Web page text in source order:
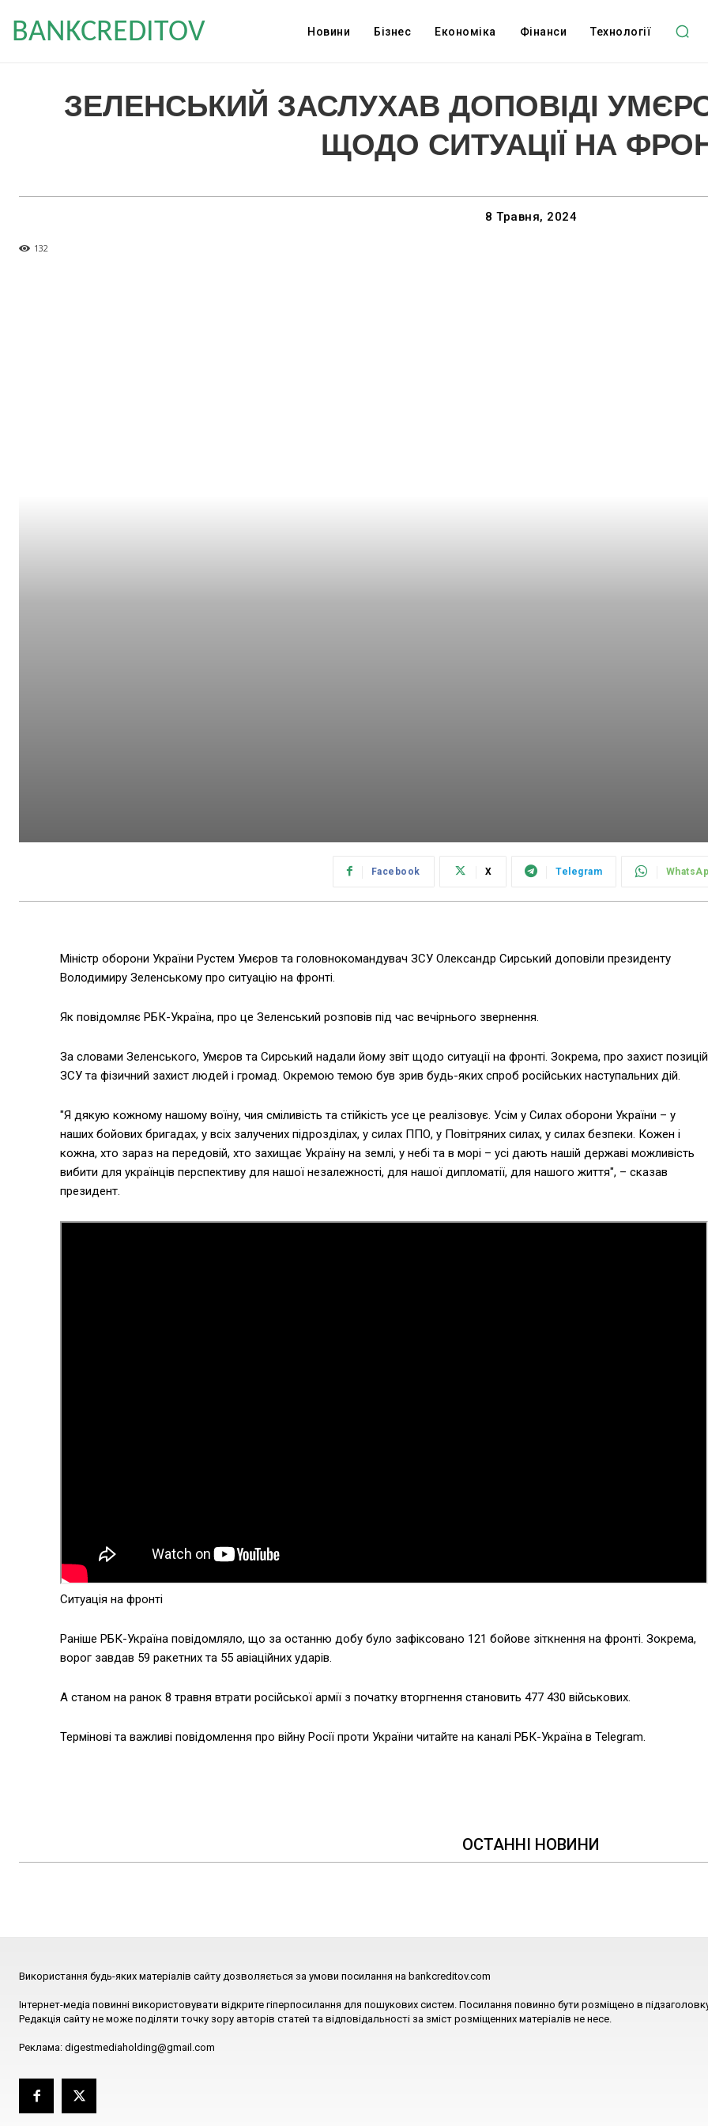
BANKCREDITOV Новини Бізнес Економіка Фінанси Технології
ЗЕЛЕНСЬКИЙ ЗАСЛУХАВ ДОПОВІДІ
ЩОДО СИТУАЦІЇ НА
8 Травня, 2024
132
Facebook X Telegram
Міністр оборони України Рустем Умєров та головнокомандувач ЗСУ Олександр Сирський доповіли президенту
Володимиру Зеленському про ситуацію на фронті.
Як повідомляє РБК-Україна, про це Зеленський розповів під час вечірнього звернення.
За словами Зеленського, Умєров та Сирський надали йому звіт щодо ситуації на фронті. Зокрема, про захист позицій
ЗСУ та фізичний захист людей і громад. Окремою темою був зрив будь-яких спроб російських наступальних дій.
"Я дякую кожному нашому воїну, чия сміливість та стійкість усе це реалізовує. Усім у Силах оборони України – у
наших бойових бригадах, у всіх залучених підрозділах, у силах ППО, у Повітряних силах, у силах безпеки. Кожен і
кожна, хто зараз на передовій, хто захищає Україну на землі, у небі та в морі – усі дають нашій державі можливість
вибити для українців перспективу для нашої незалежності, для нашої дипломатії, для нашого життя", – сказав
президент.
Ситуація на фронті
Раніше РБК-Україна повідомляло, що за останню добу було зафіксовано 121 бойове зіткнення на фронті. Зокрема,
ворог завдав 59 ракетних та 55 авіаційних ударів.
А станом на ранок 8 травня втрати російської армії з початку вторгнення становить 477 430 військових.
Термінові та важливі повідомлення про війну Росії проти України читайте на каналі РБК-Україна в Telegram.
ОСТАННІ НОВИНИ
Використання будь-яких матеріалів сайту дозволяється за умови посилання на bankcreditov.com
Інтернет-медіа повинні використовувати відкрите гіперпосилання для пошукових систем. Посилання повинно бути розміщено в
Редакція сайту не може поділяти точку зору авторів статей та відповідальності за зміст розміщенних матеріалів не несе.
Реклама: digestmediaholding@gmail.com